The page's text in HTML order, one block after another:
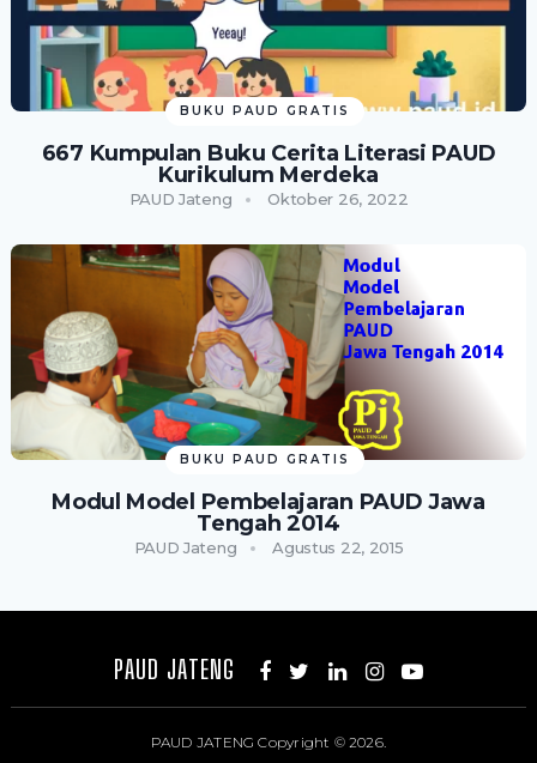
BUKU PAUD GRATIS
667 Kumpulan Buku Cerita Literasi PAUD
Kurikulum Merdeka
PAUD Jateng Oktober 26, 2022
BUKU PAUD GRATIS
Modul Model Pembelajaran PAUD Jawa
Tengah 2014
PAUD Jateng Agustus 22, 2015
PAUD JATENG
PAUD JATENG Copyright © 2026.